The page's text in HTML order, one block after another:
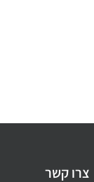
צרו קשר